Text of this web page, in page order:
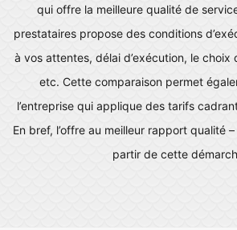
qui offre la meilleure qualité de
prestataires propose des conditions
à vos attentes, délai d’exécution, le choix
etc. Cette comparaison permet
l’entreprise qui applique des tarifs
En bref, l’offre au meilleur rapport qualité
partir de cette